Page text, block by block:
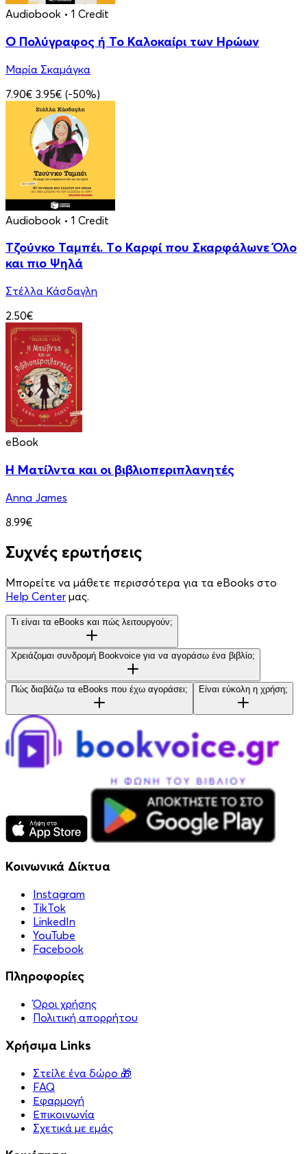
Audiobook • 1 Credit
Ο Πολύγραφος ή Το Καλοκαίρι των Ηρώων
Μαρία Σκαμάγκα
7.90€ 3.95€ (-50%)
Audiobook • 1 Credit
Τζούνκο Ταμπέι. Tο Καρφί που Σκαρφάλωνε Όλο
και πιο Ψηλά
Στέλλα Κάσδαγλη
2.50€
eBook
Η Ματίλντα και οι βιβλιοπεριπλανητές
Anna James
8.99€
Συχνές ερωτήσεις
Μπορείτε να μάθετε περισσότερα για τα eBooks στο
Help Center μας.
Τι είναι τα eBooks και πώς λειτουργούν;
Χρειάζομαι συνδρομή Bookvoice για να αγοράσω ένα βιβλίο;
Πώς διαβάζω τα eBooks που έχω αγοράσει; Είναι εύκολη η χρήση;
Κοινωνικά Δίκτυα
Instagram
TikTok
LinkedIn
YouTube
Facebook
Πληροφορίες
Όροι χρήσης
Πολιτική απορρήτου
Χρήσιμα Links
Στείλε ένα δώρο 🎁
FAQ
Εφαρμογή
Επικοινωνία
Σχετικά με εμάς